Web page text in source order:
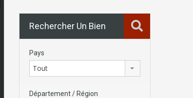
Rechercher Un Bien
Pays
Tout
Département / Région